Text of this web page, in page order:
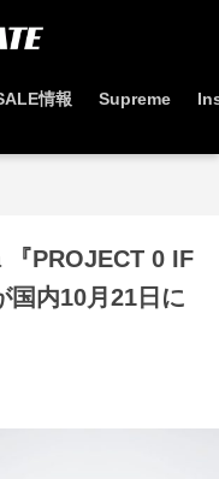
情報 Supreme
PROJECT 0 IF
国内10月21日に